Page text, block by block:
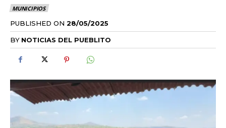
MUNICIPIOS
PUBLISHED ON 28/05/2025
BY NOTICIAS DEL PUEBLITO